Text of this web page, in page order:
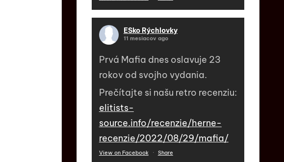
ESko Rýchlovky
11 mesiacov ago
Prvá Mafia dnes oslavuje 23
rokov od svojho vydania.
Prečítajte si našu retro recenziu:
elitists-
source.info/recenzie/herne-
recenzie/2022/08/29/mafia/
View on Facebook · Share